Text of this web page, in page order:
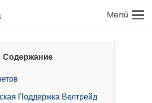
Menú
Содержание
Поддержка Велтрейд